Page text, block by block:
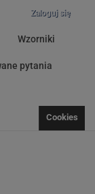
Zaloguj się
Wzorniki
pytania
Cookies